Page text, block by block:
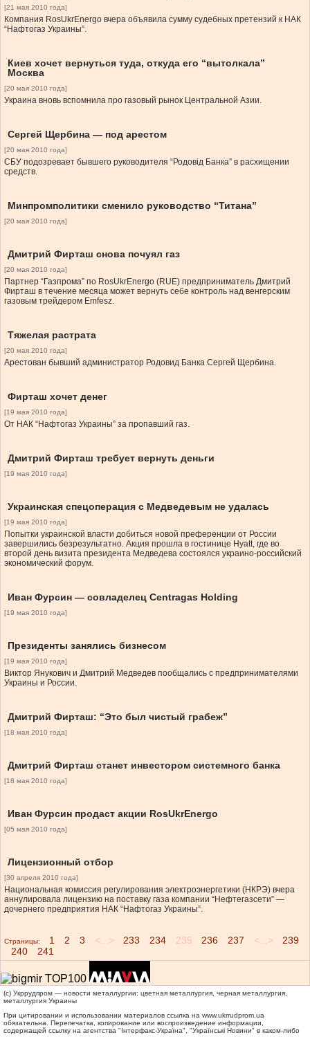
[21 мая 2010 года]
Компания RosUkrEnergo вчера объявила сумму судебных претензий к НАК
“Нафтогаз Украины”.
Киев хочет вернуться туда, откуда его “вытолкала”
Москва
[20 мая 2010 года]
Украина вновь вспомнила про газовый рынок Центральной Азии.
Сергей Щербина — под арестом
[20 мая 2010 года]
СБУ подозревает бывшего руководителя “Родовiд Банка” в расхищении
средств.
Минпромполитики сменило руководство “Титана”
[20 мая 2010 года]
Дмитрий Фирташ снова почуял газ
[20 мая 2010 года]
Партнер “Газпрома” по RosUkrEnergo (RUE) предприниматель Дмитрий
Фирташ в течение месяца может вернуть себе контроль над венгерским
газовым трейдером Emfesz.
Тяжелая растрата
[20 мая 2010 года]
Арестован бывший администратор Родовид Банка Сергей Щербина.
Фирташ хочет денег
[19 мая 2010 года]
От НАК “Нафтогаз Украины” за пропавший газ.
Дмитрий Фирташ требует вернуть деньги
[19 мая 2010 года]
Украинская спецоперация с Медведевым не удалась
[19 мая 2010 года]
Попытки украинской власти добиться новой преференции от России
завершились безрезультатно. Акция прошла в гостинице Hyatt, где во
второй день визита президента Медведева состоялся украино-российский
экономический форум.
Иван Фурсин — совладелец Centragas Holding
[19 мая 2010 года]
Президенты занялись бизнесом
[19 мая 2010 года]
Виктор Янукович и Дмитрий Медведев пообщались с предпринимателями
Украины и России.
Дмитрий Фирташ: “Это был чистый грабеж”
[18 мая 2010 года]
Дмитрий Фирташ станет инвестором системного банка
[18 мая 2010 года]
Иван Фурсин продаст акции RosUkrEnergo
[05 мая 2010 года]
Лицензионный отбор
[30 апреля 2010 года]
Национальная комиссия регулирования электроэнергетики (НКРЭ) вчера
аннулировала лицензию на поставку газа компании “Нефтегазсети” —
дочернего предприятия НАК “Нафтогаз Украины”.
Страницы: 1 2 3 <...> 233 234 235 236 237 <...>
239
240
241
(c) Укррудпром — новости металлургии: цветная металлургия, черная металлургия,
металлургия Украины
При цитировании и использовании материалов ссылка на www.ukrrudprom.ua
обязательна. Перепечатка, копирование или воспроизведение информации,
содержащей ссылку на агентства "Iнтерфакс-Україна", "Українськi Новини" в каком-либо